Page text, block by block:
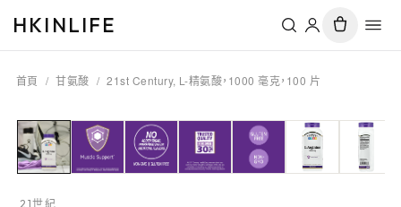
HKINLIFE
首頁 / 甘氨酸 / 21st Century, L-精氨酸，1000 毫克，100 片
21世紀